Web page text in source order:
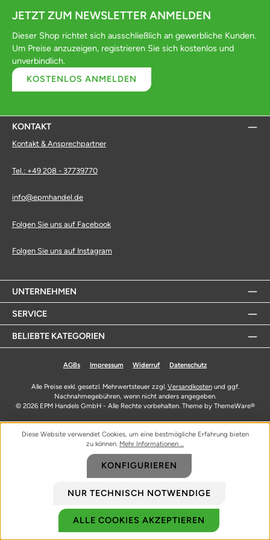
Biozidprodukte vorsichtig verwenden. Vor Gebrauch stets Etikett und
Produktinformationen lesen.
JETZT ZUM NEWSLETTER ANMELDEN
Dieser Shop richtet sich ausschließlich an gewerbliche Kunden.
Um Preise anzuzeigen, registrieren Sie sich kostenlos und
unverbindlich.
KOSTENLOS ANMELDEN
KONTAKT
Kontakt & Ansprechpartner
Tel.: +49 208 - 37739770
info@epmhandel.de
Folgen Sie uns auf Facebook
Folgen Sie uns auf Instagram
UNTERNEHMEN
SERVICE
BELIEBTE KATEGORIEN
AGBs Impressum Widerruf Datenschutz
Alle Preise exkl. gesetzl. Mehrwertsteuer zzgl. Versandkostenund ggf.
Nachnahmegebühren, wenn nicht anders angegeben.
© 2026 EPM Handels GmbH - Alle Rechte vorbehalten. Theme by ThemeWare®
Diese Website verwendet Cookies, um eine bestmögliche Erfahrung bieten
zu können. Mehr Informationen ...
NUR TECHNISCH NOTWENDIGE
KONFIGURIEREN
ALLE COOKIES AKZEPTIEREN